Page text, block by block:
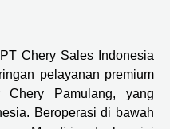
Chery Sales Indonesia
pelayanan premium
Chery Pamulang, yang
Beroperasi di bawah